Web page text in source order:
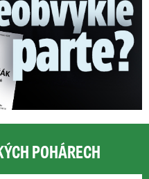
POHÁRECH